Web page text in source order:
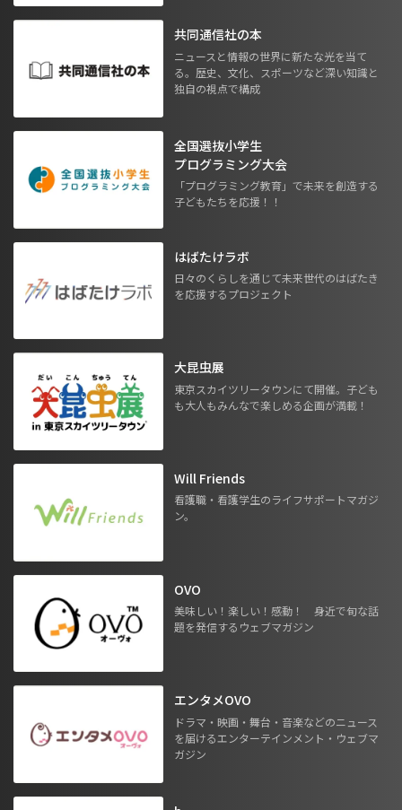
共同通信社の本
ニュースと情報の世界に新たな光を当て
る。歴史、文化、スポーツなど深い知識と
独自の視点で構成
全国選抜小学生
プログラミング大会
「プログラミング教育」で未来を創造する
子どもたちを応援！！
はばたけラボ
日々のくらしを通じて未来世代のはばたき
を応援するプロジェクト
大昆虫展
東京スカイツリータウンにて開催。子ども
も大人もみんなで楽しめる企画が満載！
Will Friends
看護職・看護学生のライフサポートマガジ
ン。
OVO
美味しい！楽しい！感動！ 身近で旬な話
題を発信するウェブマガジン
エンタメOVO
ドラマ・映画・舞台・音楽などのニュース
を届けるエンターテインメント・ウェブマ
ガジン